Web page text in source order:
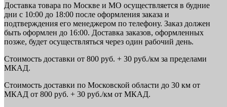
Доставка товара по Москве и МО осуществляется в будние
дни с 10:00 до 18:00 после оформления заказа и
подтверждения его менеджером по телефону. Заказ должен
быть оформлен до 16:00. Доставка заказов, оформленных
позже, будет осуществляться через один рабочий день.
Стоимость доставки от 800 руб. + 30 руб./км за пределами
МКАД.
Стоимость доставки по Московской области до 30 км от
МКАД от 800 руб. + 30 руб./км от МКАД.